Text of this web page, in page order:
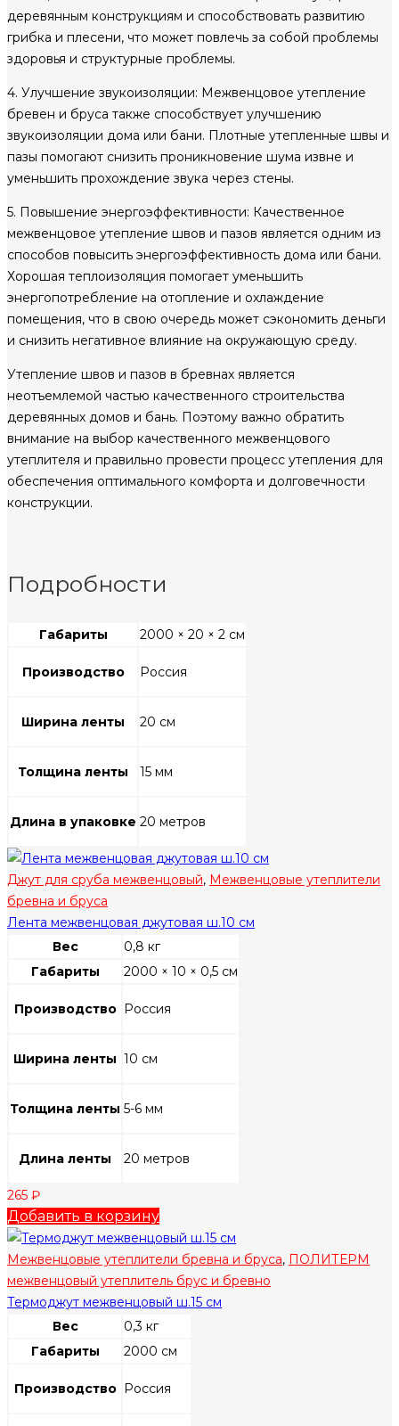
деревянным конструкциям и способствовать развитию
грибка и плесени, что может повлечь за собой проблемы
здоровья и структурные проблемы.
4. Улучшение звукоизоляции: Межвенцовое утепление
бревен и бруса также способствует улучшению
звукоизоляции дома или бани. Плотные утепленные швы и
пазы помогают снизить проникновение шума извне и
уменьшить прохождение звука через стены.
5. Повышение энергоэффективности: Качественное
межвенцовое утепление швов и пазов является одним из
способов повысить энергоэффективность дома или бани.
Хорошая теплоизоляция помогает уменьшить
энергопотребление на отопление и охлаждение
помещения, что в свою очередь может сэкономить деньги
и снизить негативное влияние на окружающую среду.
Утепление швов и пазов в бревнах является
неотъемлемой частью качественного строительства
деревянных домов и бань. Поэтому важно обратить
внимание на выбор качественного межвенцового
утеплителя и правильно провести процесс утепления для
обеспечения оптимального комфорта и долговечности
конструкции.
Подробности
Габариты 2000 × 20 × 2 см
Производство Россия
Ширина ленты 20 см
Толщина ленты 15 мм
Длина в упаковке 20 метров
Джут для сруба межвенцовый, Межвенцовые утеплители
бревна и бруса
Лента межвенцовая джутовая ш.10 см
Вес
0,8 кг
Габариты
2000 × 10 × 0,5 см
Производство Россия
Ширина ленты 10 см
Толщина ленты 5-6 мм
Длина ленты 20 метров
265 ₽
Добавить в корзину
Межвенцовые утеплители бревна и бруса, ПОЛИТЕРМ
межвенцовый утеплитель брус и бревно
Термоджут межвенцовый ш.15 см
Вес
0,3 кг
Габариты
2000 см
Производство Россия